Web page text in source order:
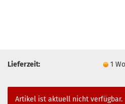
Lieferzeit: 1
Artikel ist aktuell nicht verfügbar.